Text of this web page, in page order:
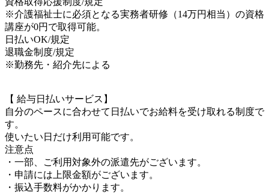
※介護福祉士に必須となる実務者研修（14万円相当）の資格
講座が0円で取得可能。
日払いOK/規定
退職金制度/規定
※勤務先・紹介先による
【 給与日払いサービス】
自分のペースに合わせて日払いでお給料を受け取れる制度で
す。
使いたい日だけ利用可能です。
注意点
・一部、ご利用対象外の派遣先がございます。
・申請には上限金額がございます。
・振込手数料がかかります。